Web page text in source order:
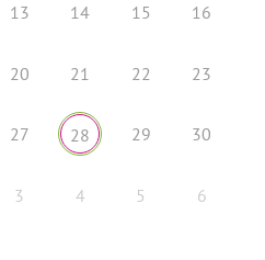
13 14 15 16
20 21 22 23
27 28 29 30
3 4 5 6